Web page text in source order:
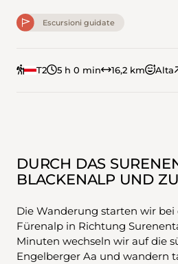
Escursioni guidate
T2 5 h 0 min 16,2 km Alta
DURCH DAS
BLACKENALP UND
Die Wanderung starten wir bei
Fürenalp in Richtung
Minuten wechseln wir auf die
Engelberger Aa und wandern